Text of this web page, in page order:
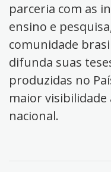
parceria com as
ensino e
comunidade
difunda suas
produzidas no
maior
nacional.